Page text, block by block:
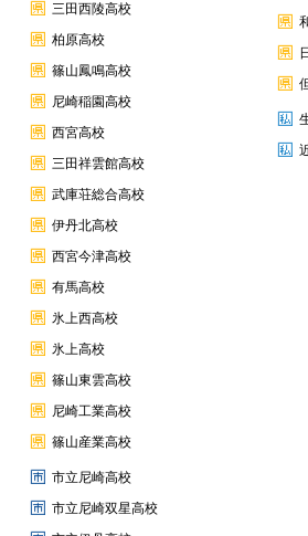
三田西陵高校
柏原高校
篠山鳳鳴高校
尼崎稲園高校
西宮高校
三田祥雲館高校
武庫荘総合高校
伊丹北高校
西宮今津高校
有馬高校
氷上西高校
氷上高校
篠山東雲高校
尼崎工業高校
篠山産業高校
市立尼崎高校
市立尼崎双星高校